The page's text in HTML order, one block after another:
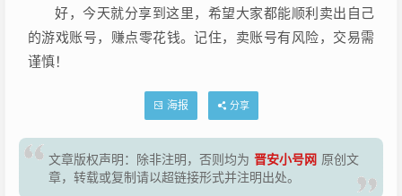
好，今天就分享到这里，希望大家都能顺利卖出自己
的游戏账号，赚点零花钱。记住，卖账号有风险，交易需
谨慎！
海报 分享
文章版权声明：除非注明，否则均为 晋安小号网 原创文
章，转载或复制请以超链接形式并注明出处。